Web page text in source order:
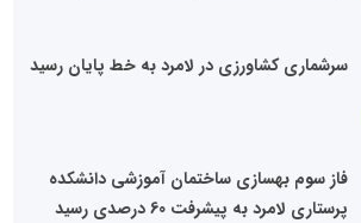
سرشماری کشاورزی در لامرد به خط پایان رسید
فاز سوم بهسازی ساختمان آموزشی دانشکده
پرستاری لامرد به پیشرفت 60 درصدی رسید